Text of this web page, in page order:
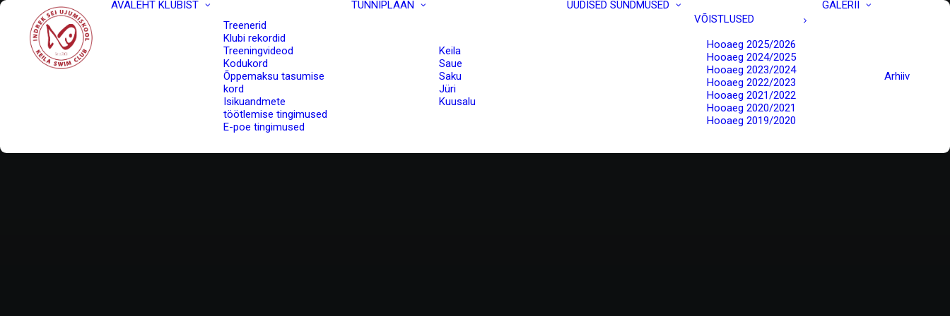
AVALEHT KLUBIST
Treenerid
Klubi rekordid
Treeningvideod
Kodukord
Õppemaksu tasumise
kord
Isikuandmete
töötlemise tingimused
E-poe tingimused
TUNNIPLAAN
Keila
Saue
Saku
Jüri
Kuusalu
UUDISED SÜNDMUSED
VÕISTLUSED
Hooaeg 2025/2026
Hooaeg 2024/2025
Hooaeg 2023/2024
Hooaeg 2022/2023
Hooaeg 2021/2022
Hooaeg 2020/2021
Hooaeg 2019/2020
GALERII
Arhiiv